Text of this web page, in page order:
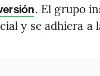
. El grupo
y se adhiera a